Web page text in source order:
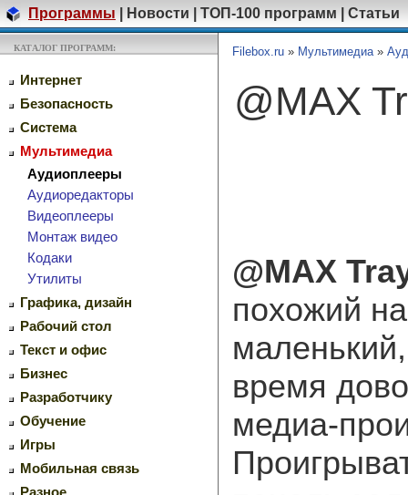
Программы Новости ТОП-100 программ Статьи
КАТАЛОГ ПРОГРАММ:
Интернет
Безопасность
Система
Мультимедиа
Аудиоплееры
Аудиоредакторы
Видеоплееры
Монтаж видео
Кодаки
Утилиты
Графика, дизайн
Рабочий стол
Текст и офис
Бизнес
Разработчику
Обучение
Игры
Мобильная связь
Filebox.ru » Мультимедиа»
@MAX
@MAX
похожий
время
медиа-